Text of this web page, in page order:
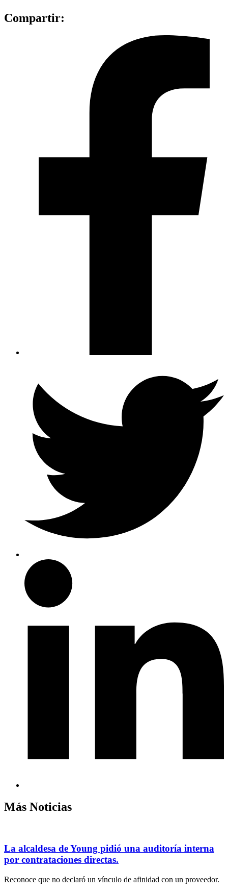
Compartir:
Más Noticias
La alcaldesa de Young pidió una auditoría interna
por contrataciones directas.
Reconoce que no declaró un vínculo de afinidad con un proveedor.